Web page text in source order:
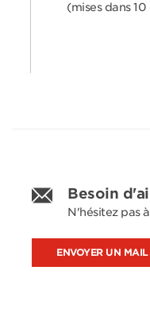
(mises dans
Besoin
N'hésitez pas
ENVOYER UN MAIL